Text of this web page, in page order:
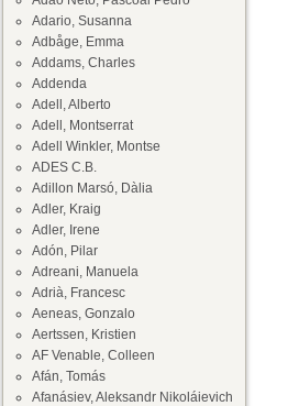
Adario, Susanna
Adbåge, Emma
Addams, Charles
Addenda
Adell, Alberto
Adell, Montserrat
Adell Winkler, Montse
ADES C.B.
Adillon Marsó, Dàlia
Adler, Kraig
Adler, Irene
Adón, Pilar
Adreani, Manuela
Adrià, Francesc
Aeneas, Gonzalo
Aertssen, Kristien
AF Venable, Colleen
Afán, Tomás
Afanásiev, Aleksandr Nikoláievich